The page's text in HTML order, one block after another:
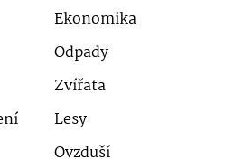
Ekonomika
Odpady
Zvířata
Lesy
Ovzduší